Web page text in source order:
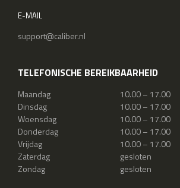
E-MAIL
support@caliber.nl
TELEFONISCHE BEREIKBAARHEID
Maandag
10.00 – 17.00
Dinsdag
10.00 – 17.00
Woensdag
10.00 – 17.00
Donderdag
10.00 – 17.00
Vrijdag
10.00 – 17.00
Zaterdag
gesloten
Zondag
gesloten